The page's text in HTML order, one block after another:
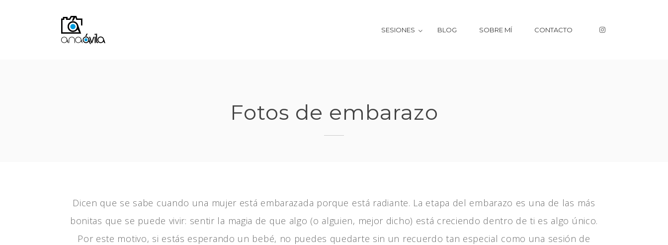
SESIONES BLOG SOBRE MÍ CONTACTO
Fotos de embarazo
Dicen que se sabe cuando una mujer está embarazada porque está radiante. La etapa del embarazo es una de las más
bonitas que se puede vivir: sentir la magia de que algo (o alguien, mejor dicho) está creciendo dentro de ti es algo único.
Por este motivo, si estás esperando un bebé, no puedes quedarte sin un recuerdo tan especial como una sesión de